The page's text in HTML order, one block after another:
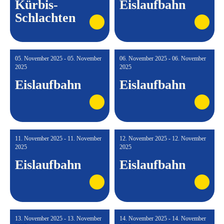
Kürbis-
Schlachten
Eislaufbahn
05. November 2025 - 05. November
2025
Eislaufbahn
06. November 2025 - 06. November
2025
Eislaufbahn
11. November 2025 - 11. November
2025
Eislaufbahn
12. November 2025 - 12. November
2025
Eislaufbahn
13. November 2025 - 13. November
14. November 2025 - 14. November